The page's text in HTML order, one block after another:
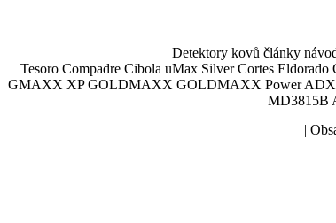
Detektory kovů články
Tesoro Compadre Cibola uMax Silver Cortes
GMAXX XP GOLDMAXX GOLDMAXX Power ADX
MD3815B
|